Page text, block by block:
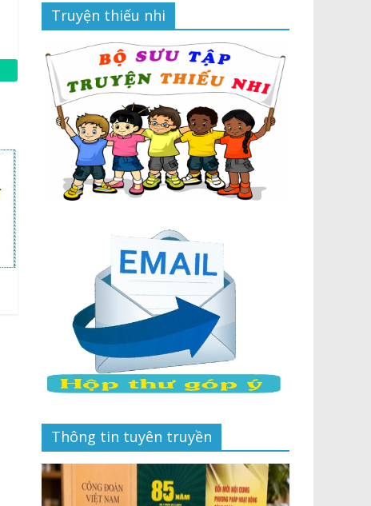
Truyện thiếu nhi
Thông tin tuyên truyền